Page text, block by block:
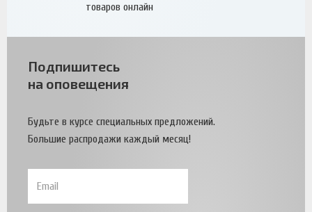
товаров онлайн
Подпишитесь
на оповещения
Будьте в курсе специальных предложений.
Большие распродажи каждый месяц!